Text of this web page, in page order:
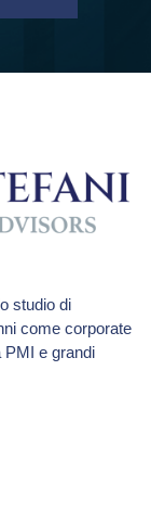
studio di
come corporate
PMI e grandi